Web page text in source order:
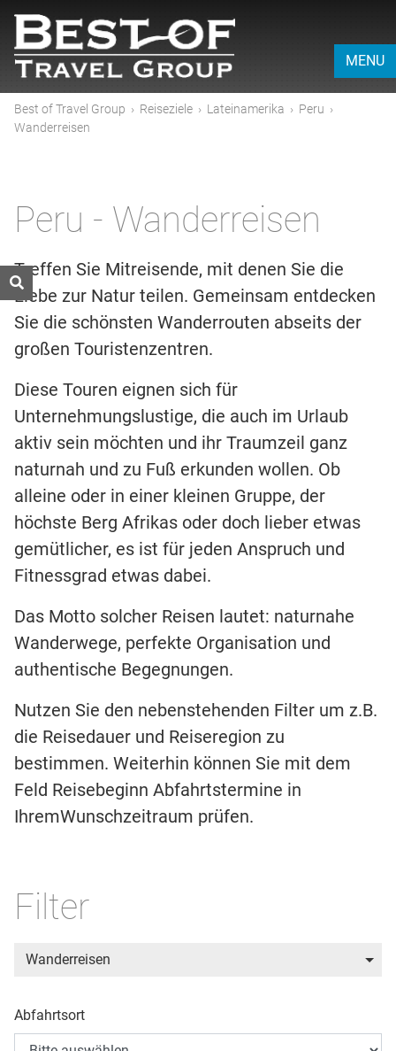
MENU
Best of Travel Group › Reiseziele › Lateinamerika › Peru ›
Wanderreisen
Peru - Wanderreisen
Treffen Sie Mitreisende, mit denen Sie die
Liebe zur Natur teilen. Gemeinsam entdecken
Sie die schönsten Wanderrouten abseits der
großen Touristenzentren.
Diese Touren eignen sich für
Unternehmungslustige, die auch im Urlaub
aktiv sein möchten und ihr Traumzeil ganz
naturnah und zu Fuß erkunden wollen. Ob
alleine oder in einer kleinen Gruppe, der
höchste Berg Afrikas oder doch lieber etwas
gemütlicher, es ist für jeden Anspruch und
Fitnessgrad etwas dabei.
Das Motto solcher Reisen lautet: naturnahe
Wanderwege, perfekte Organisation und
authentische Begegnungen.
Nutzen Sie den nebenstehenden Filter um z.B.
die Reisedauer und Reiseregion zu
bestimmen. Weiterhin können Sie mit dem
Feld Reisebeginn Abfahrtstermine in
IhremWunschzeitraum prüfen.
Filter
Wanderreisen
Abfahrtsort